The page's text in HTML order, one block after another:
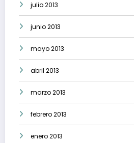
julio 2013
junio 2013
mayo 2013
abril 2013
marzo 2013
febrero 2013
enero 2013